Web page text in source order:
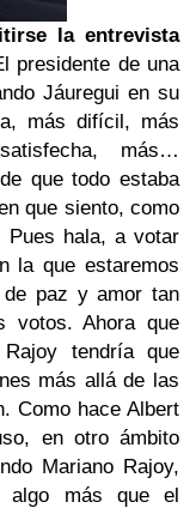
la entrevista
presidente de una
Jáuregui en su
más difícil, más
más…
que todo estaba
que siento, como
Pues hala, a votar
la que estaremos
de paz y amor tan
votos. Ahora que
tendría que
más allá de las
Como hace Albert
en otro ámbito
Mariano Rajoy,
algo más que el